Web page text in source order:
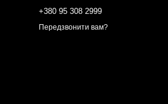
+380 95 308 2999
Передзвонити вам?